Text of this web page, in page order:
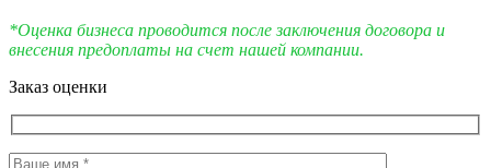
*Оценка бизнеса проводится после заключения договора и
внесения предоплаты на счет нашей компании.
Заказ оценки